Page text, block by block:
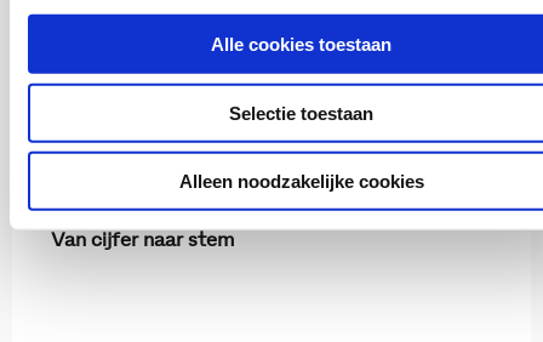
Alle cookies toestaan
Selectie toestaan
Alleen noodzakelijke cookies
Jeugdhulp
Van cijfer naar stem